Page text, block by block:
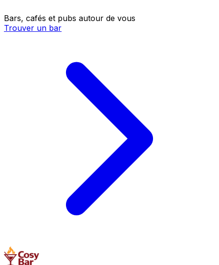
Bars, cafés et pubs autour de vous
Trouver un bar